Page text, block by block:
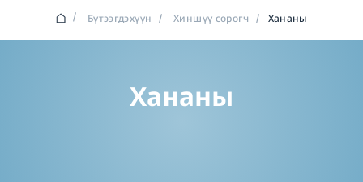
/ Бүтээгдэхүүн / Хиншүү сорогч / Хананы
Хананы